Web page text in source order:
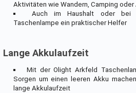
Aktivitäten wie Wandern, Camping oder
Auch im Haushalt oder bei
Taschenlampe ein praktischer Helfer
Lange Akkulaufzeit
Mit der Olight Arkfeld
Sorgen um einen leeren Akku
lange Akkulaufzeit